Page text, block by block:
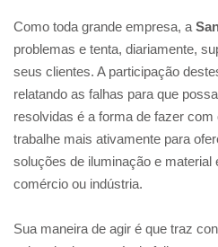
Como toda grande empresa, a
problemas e tenta, diariamente,
seus clientes. A participação
relatando as falhas para que
resolvidas é a forma de fazer
trabalhe mais ativamente para
soluções de iluminação e material
comércio ou indústria.
Sua maneira de agir é que traz